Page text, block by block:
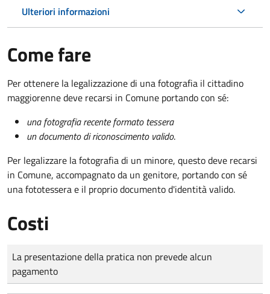
Ulteriori informazioni
Come fare
Per ottenere la legalizzazione di una fotografia il cittadino
maggiorenne deve recarsi in Comune portando con sé:
una fotografia recente formato tessera
un documento di riconoscimento valido.
Per legalizzare la fotografia di un minore, questo deve recarsi
in Comune, accompagnato da un genitore, portando con sé
una fototessera e il proprio documento d'identità valido.
Costi
Tipo di pagamento
Importo
La presentazione della pratica non prevede alcun
pagamento